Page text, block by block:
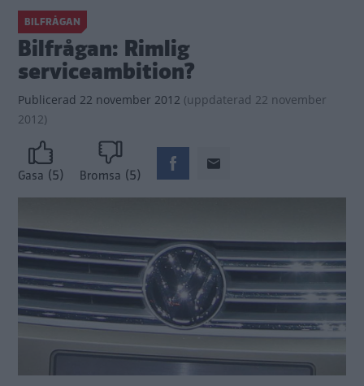
BILFRÅGAN
Bilfrågan: Rimlig
serviceambition?
Publicerad 22 november 2012 (uppdaterad 22 november
2012)
Gasa (5) Bromsa (5)